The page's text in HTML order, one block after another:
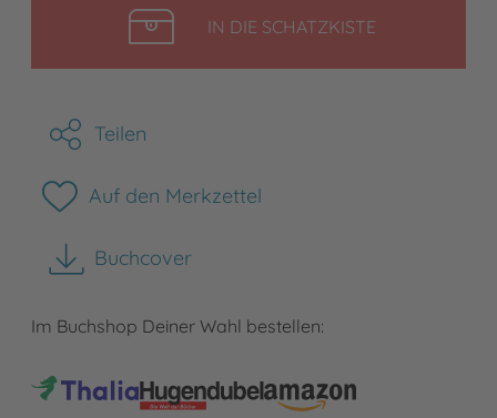
IN DIE SCHATZKISTELEGEN
Teilen
Auf den Merkzettel
Buchcover
herunterladen
Im Buchshop Deiner Wahl bestellen: